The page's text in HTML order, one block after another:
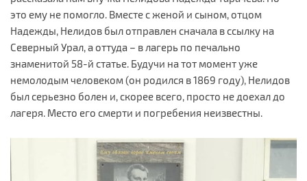
это ему не помогло. Вместе с женой и сыном, отцом
Надежды, Нелидов был отправлен сначала в ссылку на
Северный Урал, а оттуда – в лагерь по печально
знаменитой 58-й статье. Будучи на тот момент уже
немолодым человеком (он родился в 1869 году), Нелидов
был серьезно болен и, скорее всего, просто не доехал до
лагеря. Место его смерти и погребения неизвестны.